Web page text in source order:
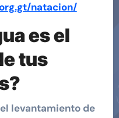
natacion/
es el
tus
levantamiento de